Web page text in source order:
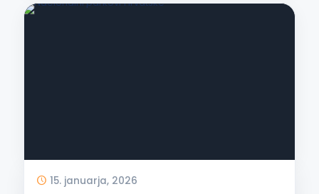
15. januarja, 2026